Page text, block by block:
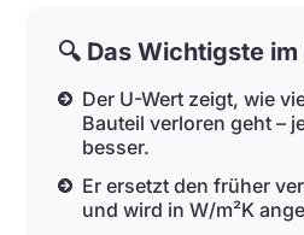
🔍 Das Wichtigste
Der U-Wert zeigt, wie
Bauteil verloren geht –
besser.
Er ersetzt den früher
und wird in W/m²K